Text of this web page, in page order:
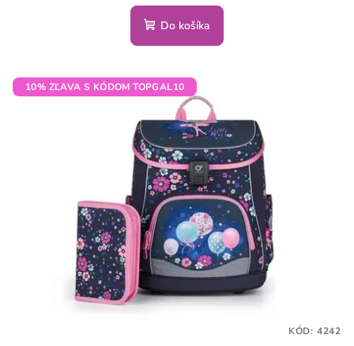
Do košíka
10% ZĽAVA S KÓDOM TOPGAL10
KÓD: 4242